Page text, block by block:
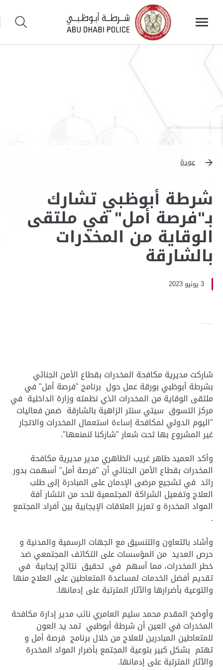
عودة
شرطة أبوظبي تشارك
بـ"فرصة أمل" في ملتقى
الوقاية من المخدرات
بالشارقة
3 يونيو 2023
شاركت مديرية مكافحة المخدرات بقطاع الأمن الجنائي
بشرطة أبوظبي بورقة عمل حول برنامج "فرصة أمل" في
ملتقى الوقاية من المخدرات الذي نظمته وزارة الداخلية في
مركز التسوق سيتي سنتر الزاهية بالشارقة ضمن فعاليات
"اليوم الدولي لمكافحة إساءة استعمال المخدرات والاتجار
غير المشروع بها تحت شعار "شاركنا لنمنعها".
وأكد العميد طاهر غريب الظاهري مدير مديرية مكافحة
المخدرات بقطاع الأمن الجنائي أن "فرصة أمل" أسهمت بدور
رائد في تشجيع مرضى الإدمان على المبادرة إلى طلب
العلاج وتفعيل الشراكة المجتمعية للحد من انتشار آفة
المواد المخدرة و تعزيز العلاقات الإيجابية بين أفراد المجتمع
.
وأشاد بالتعاون والتنسيق مع الجهات الرسمية والمدنية و
حرص العديد من المؤسسات على التكاتف المجتمعي ضد
خطر المخدرات، مما أسهم في تحقيق نتائج إيجابية في
تقديم أفضل الخدمات لمساعدة المتعاطين على العلاج منها
والتوعية بأضرارها والآثار المترتبة على إدمانها.
وأوضح المقدم محمد سليم العامري نائب مدير إدارة مكافحة
المخدرات في العين أن شرطة أبوظبي تمد يد العون
للمتعاطين المبادرين للعلاج من خلال برنامج فرصة أمل و
تهتم بشكل كبير بتوعية المجتمع بأضرار المواد المخدرة
والآثار المترتبة على إدمانها.